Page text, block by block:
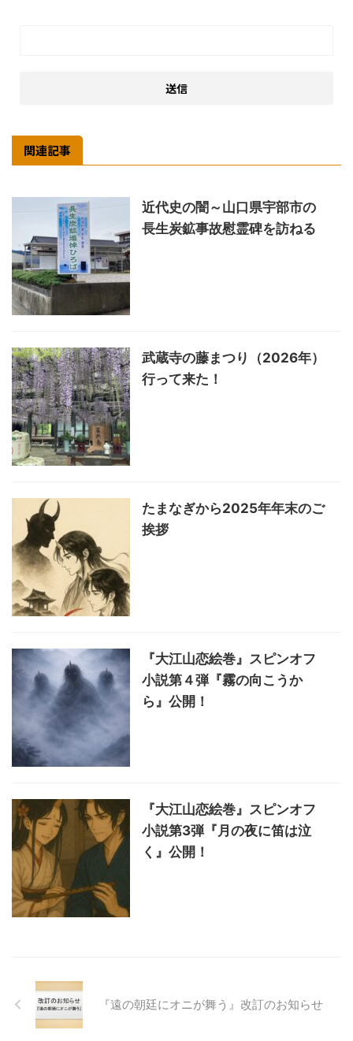
関連記事
近代史の闇～山口県宇部市の
長生炭鉱事故慰霊碑を訪ねる
武蔵寺の藤まつり（2026年）
行って来た！
たまなぎから2025年年末のご
挨拶
『大江山恋絵巻』スピンオフ
小説第４弾『霧の向こうか
ら』公開！
『大江山恋絵巻』スピンオフ
小説第3弾『月の夜に笛は泣
く』公開！
『遠の朝廷にオニが舞う』改訂のお知らせ